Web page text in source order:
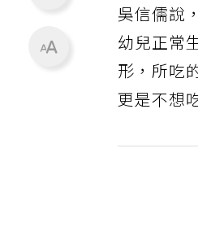
吳信儒說
幼兒正常
形，所吃
更是不想